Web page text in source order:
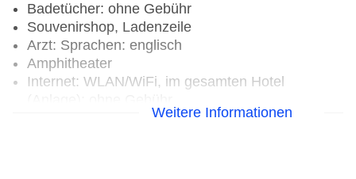
Badetücher: ohne Gebühr
Souvenirshop, Ladenzeile
Arzt: Sprachen: englisch
Amphitheater
Internet: WLAN/WiFi, im gesamten Hotel
Wäscheservice: gegen GebührWeitere Informationen